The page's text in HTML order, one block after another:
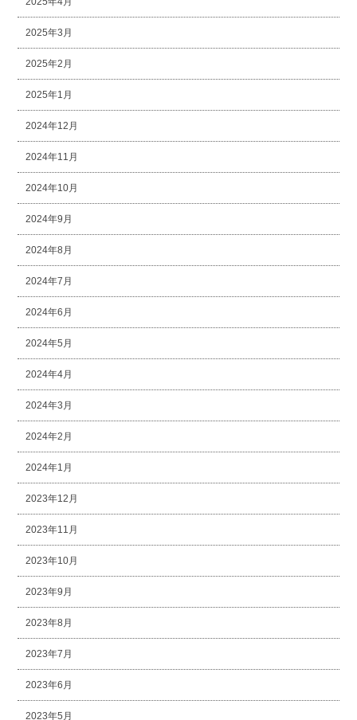
2025年3月
2025年2月
2025年1月
2024年12月
2024年11月
2024年10月
2024年9月
2024年8月
2024年7月
2024年6月
2024年5月
2024年4月
2024年3月
2024年2月
2024年1月
2023年12月
2023年11月
2023年10月
2023年9月
2023年8月
2023年7月
2023年6月
2023年5月